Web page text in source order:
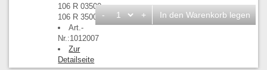
106 R 03500,
106 R 3500
Art.-
Nr.:1012007
Zur
Detailseite
- + In den Warenkorb legen